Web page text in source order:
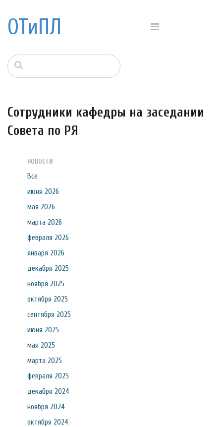
ОТиПЛ
Сотрудники кафедры на заседании
Совета по РЯ
НОВОСТИ
Все
июня 2026
мая 2026
марта 2026
февраля 2026
января 2026
декабря 2025
ноября 2025
октября 2025
сентября 2025
июня 2025
мая 2025
марта 2025
февраля 2025
декабря 2024
ноября 2024
октября 2024